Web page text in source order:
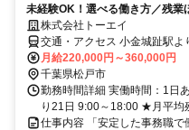
未経験OK！選べる働き方／残業
株式会社トーエイ
交通・アクセス 小金城趾駅
能
月給220,000円～360,000円
千葉県松戸市
勤務時間詳細 実働時間：1日
り21日 9:00～18:00 ★月平均
仕事内容 「安定した事務職